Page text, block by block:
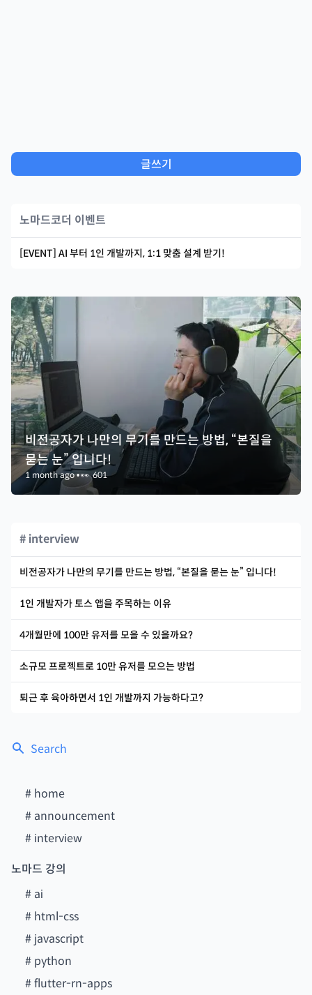
Search
# home
# announcement
# interview
노마드 강의
# ai
# html-css
# javascript
# python
#flutter-rn-apps
글쓰기
노마드코더 이벤트
[EVENT] AI 부터 1인 개발까지, 1:1 맞춤 설계 받기!
비전공자가 나만의 무기를 만드는 방법, “본질을
묻는 눈” 입니다!
1 month ago•👀601
# interview
비전공자가 나만의 무기를 만드는 방법, “본질을 묻는 눈” 입니다!
1인 개발자가 토스 앱을 주목하는 이유
4개월만에 100만 유저를 모을 수 있을까요?
소규모 프로젝트로 10만 유저를 모으는 방법
퇴근 후 육아하면서 1인 개발까지 가능하다고?